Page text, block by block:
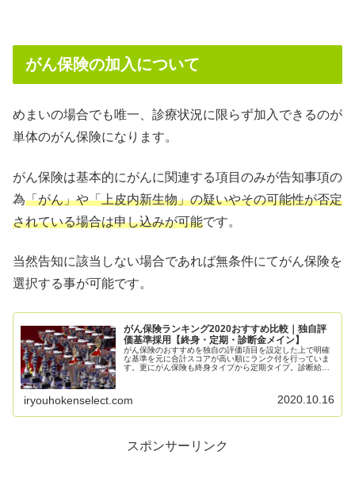
がん保険の加入について
めまいの場合でも唯一、診療状況に限らず加入できるのが
単体のがん保険になります。
がん保険は基本的にがんに関連する項目のみが告知事項の
為「がん」や「上皮内新生物」の疑いやその可能性が否定
されている場合は申し込みが可能です。
当然告知に該当しない場合であれば無条件にてがん保険を
選択する事が可能です。
がん保険ランキング2020おすすめ比較｜独自評
価基準採用【終身・定期・診断金メイン】
がん保険のおすすめを独自の評価項目を設定した上で明確
な基準を元に合計スコアが高い順にランク付を行っていま
す。更にがん保険も終身タイプから定期タイプ。診断給付
iryouhokenselect.com 2020.10.16
スポンサーリンク